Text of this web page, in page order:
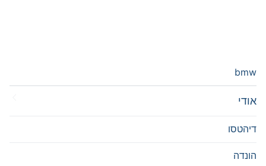
bmw
אודי
דיהטסו
הונדה